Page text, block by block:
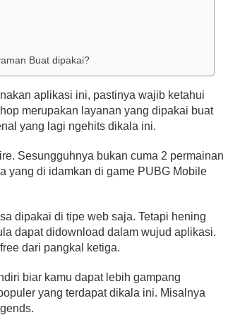
Buat dipakai?
aplikasi ini, pastinya wajib ketahui
merupakan layanan yang dipakai buat
yang lagi ngehits dikala ini.
Sesungguhnya bukan cuma 2 permainan
yang di idamkan di game PUBG Mobile
dipakai di tipe web saja. Tetapi hening
dapat didownload dalam wujud aplikasi.
dari pangkal ketiga.
biar kamu dapat lebih gampang
yang terdapat dikala ini. Misalnya